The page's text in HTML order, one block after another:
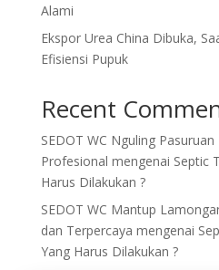
Alami
Ekspor Urea China Dibuka,
Efisiensi Pupuk
Recent
SEDOT WC Nguling
Profesional mengenai Septic
Harus Dilakukan ?
SEDOT WC Mantup
dan Terpercaya mengenai
Yang Harus Dilakukan ?